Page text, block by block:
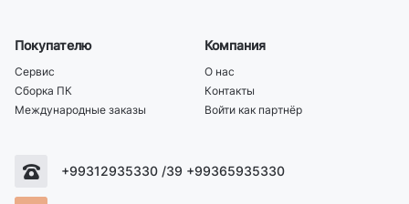
Покупателю
Сервис
Сборка ПК
Международные заказы
Компания
О нас
Контакты
Войти как партнёр
+99312935330 /39 +99365935330